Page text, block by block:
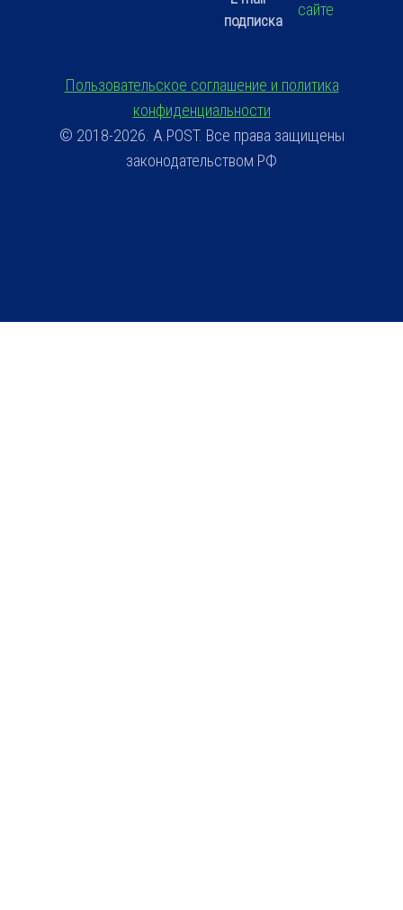
подписка
сайте
Пользовательское соглашение и политика
конфиденциальности
© 2018-2026. A.POST. Все права защищены
законодательством РФ